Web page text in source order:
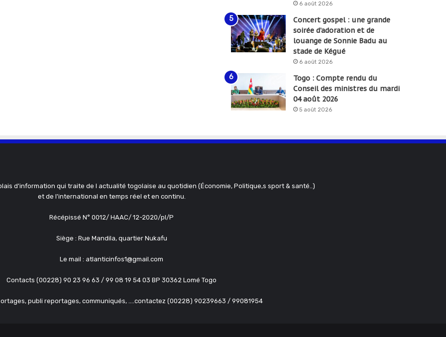
6 août 2026
Concert gospel : une grande
soirée d’adoration et de
louange de Sonnie Badu au
stade de Kégué
6 août 2026
Togo : Compte rendu du
Conseil des ministres du mardi
04 août 2026
5 août 2026
d'information qui traite de l actualité togolaise au quotidien (Économie, Politique,s sport & santé..)
et de l'international en temps réel et en continu.
Récépissé N° 0012/ HAAC/ 12-2020/pl/P
Siège : Rue Mandila, quartier Nukafu
Le mail : atlanticinfos1@gmail.com
Contacts (00228) 90 23 96 63 / 99 08 19 54 03 BP 30362 Lomé Togo
publi reportages, communiqués, ....contactez (00228) 90239663 / 99081954